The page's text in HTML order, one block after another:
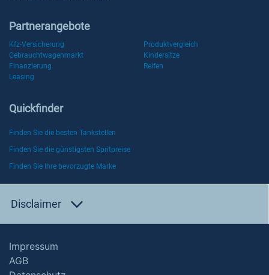
Partnerangebote
Kfz-Versicherung
Produktvergleich
Gebrauchtwagenmarkt
Kindersitze
Finanzierung
Reifen
Leasing
Quickfinder
Finden Sie die besten Tankstellen
Finden Sie die günstigsten Spritpreise
Finden Sie Ihre bevorzugte Marke
Disclaimer
Impressum
AGB